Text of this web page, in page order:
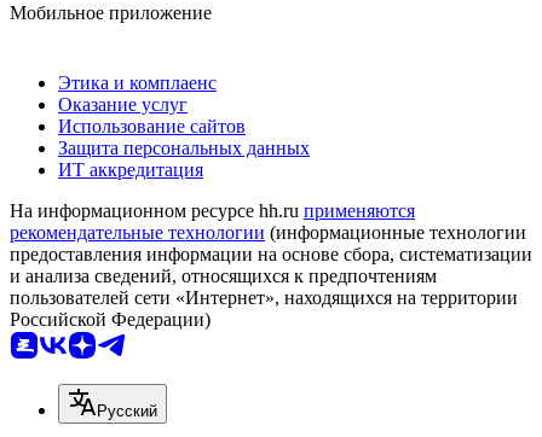
Мобильное приложение
Этика и комплаенс
Оказание услуг
Использование сайтов
Защита персональных данных
ИТ аккредитация
На информационном ресурсе hh.ru применяются
рекомендательные технологии (информационные технологии
предоставления информации на основе сбора, систематизации
и анализа сведений, относящихся к предпочтениям
пользователей сети «Интернет», находящихся на территории
Российской Федерации)
Русский